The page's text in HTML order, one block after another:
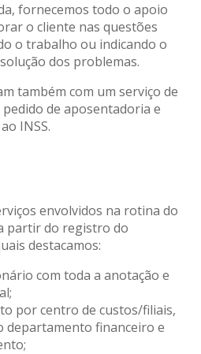
fornecemos todo o apoio
o cliente nas questões
o trabalho ou indicando o
dos problemas.
também com um serviço de
de aposentadoria e
INSS.
envolvidos na rotina do
partir do registro do
destacamos:
com toda a anotação e
por centro de custos/filiais,
departamento financeiro e